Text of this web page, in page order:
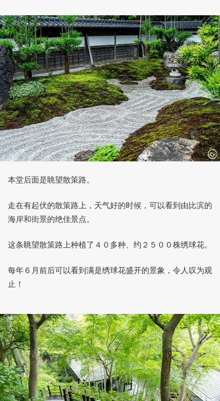
本堂后面是眺望散策路。
走在有起伏的散策路上，天气好的时候，可以看到由比滨的
海岸和街景的绝佳景点。
这条眺望散策路上种植了４０多种、约２５００株绣球花。
每年６月前后可以看到满是绣球花盛开的景象，令人叹为观
止！